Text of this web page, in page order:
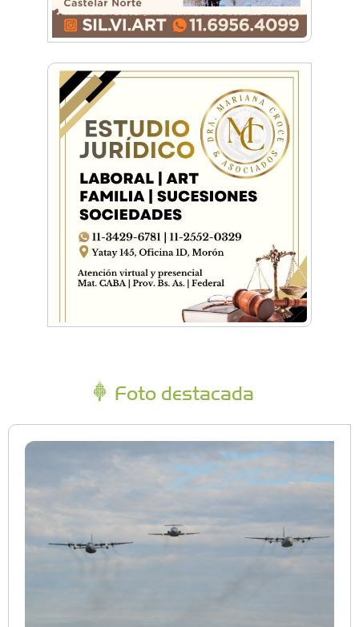
Foto destacada